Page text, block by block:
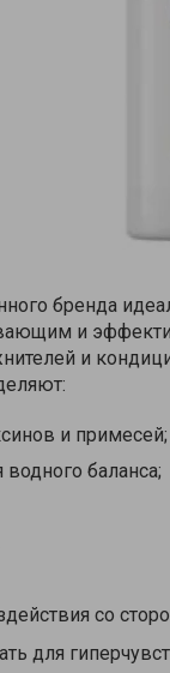
бренда
и
и
и примесей;
водного баланса;
со
для